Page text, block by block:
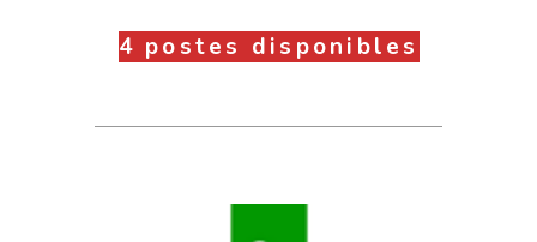
4 postes disponibles